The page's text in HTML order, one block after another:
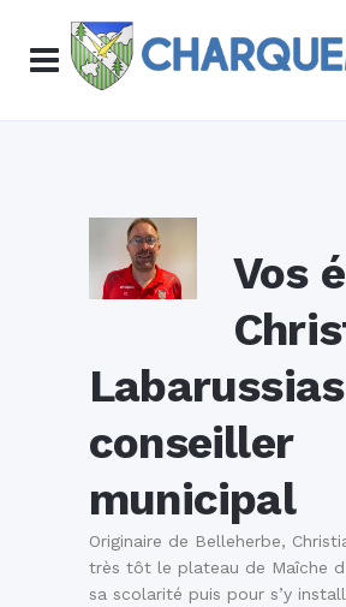
Vos
conseiller
municipal
Originaire de Belleherbe,
très tôt le plateau de Maîche
sa scolarité puis pour s’y